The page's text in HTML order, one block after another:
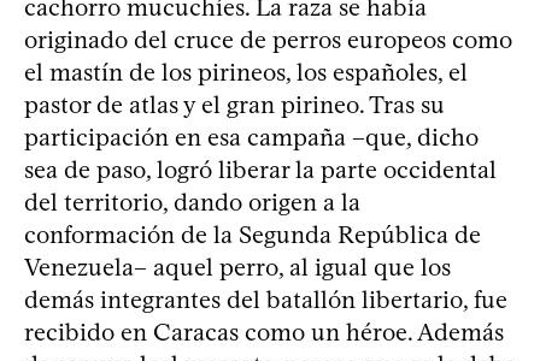
cachorro mucuchíes. La raza se había
originado del cruce de perros europeos como
el mastín de los pirineos, los españoles, el
pastor de atlas y el gran pirineo. Tras su
participación en esa campaña –que, dicho
sea de paso, logró liberar la parte occidental
del territorio, dando origen a la
conformación de la Segunda República de
Venezuela– aquel perro, al igual que los
demás integrantes del batallón libertario, fue
recibido en Caracas como un héroe. Además